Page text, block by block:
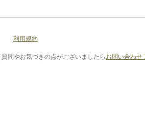
利用規約
問やお気づきの点がございましたら お問い合わせ